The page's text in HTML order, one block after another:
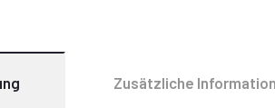
Zusätzliche